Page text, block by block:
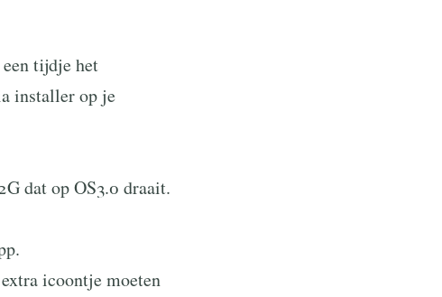
tijdje het
installer op je
dat op OS3.0 draait.
icoontje moeten